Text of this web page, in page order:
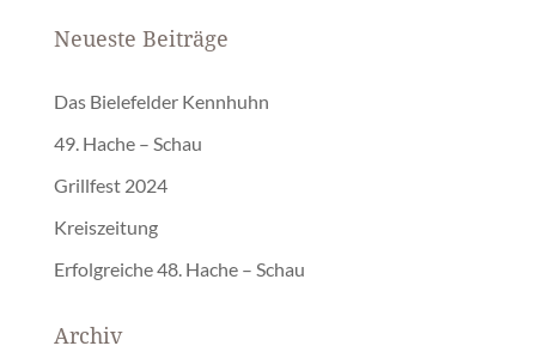
Neueste Beiträge
Das Bielefelder Kennhuhn
49. Hache – Schau
Grillfest 2024
Kreiszeitung
Erfolgreiche 48. Hache – Schau
Archiv